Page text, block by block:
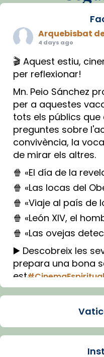
Arquebisbat
4 days ago
🎬 Aquest estiu,
per reflexionar!
Mn. Peio Sánchez
per a aquestes
tots els públics
preguntes sobre
convivència, la
de mirar els altres.
🍿 «El día de la
🍿 «Las locas del
🍿 «Viaje al país de
🍿 «León XIV, el
🍿 «Las ovejas
▶️ Descobreix les
prepara una bona
est#CinemaEspiritual
Imatge: Generada
Arquebisbat